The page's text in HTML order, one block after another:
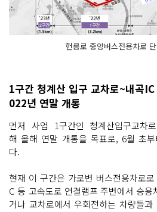
헌릉로 중앙버스전용차로
1구간 청계산 입구 교차로~내곡
022년 연말 개통
먼저 사업 1구간인 청계산입구교차
해 올해 연말 개통을 목표로, 6월 초
다.
현재 이 구간은 가로변 버스전용차로
C 등 고속도로 연결램프 주변에서 승
거나 교차로에서 우회전하는 차량들